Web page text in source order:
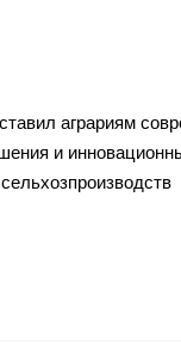
аграриям
и